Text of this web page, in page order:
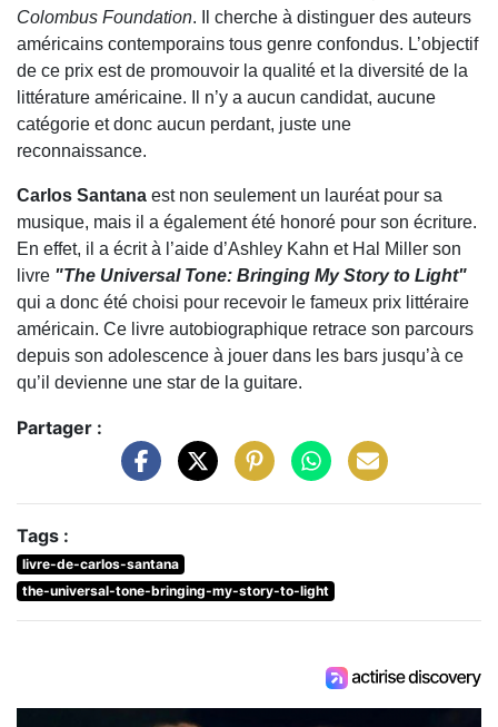
Colombus Foundation. Il cherche à distinguer des auteurs
américains contemporains tous genre confondus. L’objectif
de ce prix est de promouvoir la qualité et la diversité de la
littérature américaine. Il n’y a aucun candidat, aucune
catégorie et donc aucun perdant, juste une
reconnaissance.
Carlos Santana est non seulement un lauréat pour sa
musique, mais il a également été honoré pour son écriture.
En effet, il a écrit à l’aide d’Ashley Kahn et Hal Miller son
livre "The Universal Tone: Bringing My Story to Light"
qui a donc été choisi pour recevoir le fameux prix littéraire
américain. Ce livre autobiographique retrace son parcours
depuis son adolescence à jouer dans les bars jusqu’à ce
qu’il devienne une star de la guitare.
Partager :
Tags :
livre-de-carlos-santana
the-universal-tone-bringing-my-story-to-light